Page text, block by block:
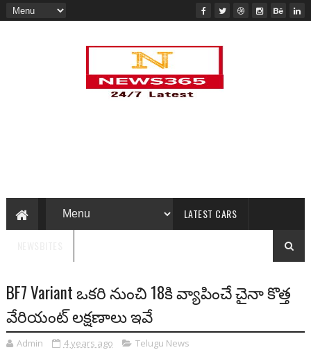
LATEST CARS
BF7 Variant ఒకరి నుంచి 18కి వ్యాపించే చైనా కొత్త
వేరియంట్ లక్షణాలు ఇవే
Admin 4 years ago Telugu News